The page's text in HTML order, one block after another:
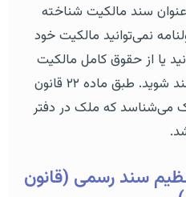
عنوان سند مالکیت شناخته
نمی‌توانید مالکیت خود
یا از حقوق کامل مالکیت
(مثل رهن دادن ملک) بهره‌مند شوید. طبق ماده ۲۲ قانون
می‌شناسد که ملک در دفتر
سند رسمی (قانون